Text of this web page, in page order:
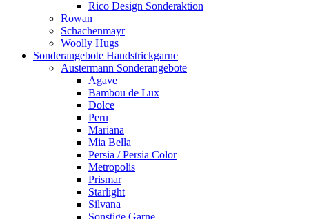
Rico Design Sonderaktion
Rowan
Schachenmayr
Woolly Hugs
Sonderangebote Handstrickgarne
Austermann Sonderangebote
Agave
Bambou de Lux
Dolce
Peru
Mariana
Mia Bella
Persia / Persia Color
Metropolis
Prismar
Starlight
Silvana
Sonstige Garne